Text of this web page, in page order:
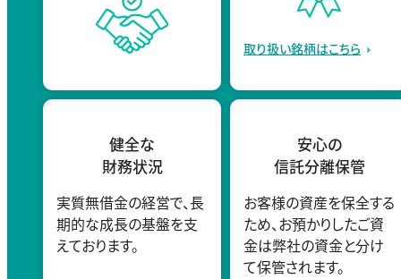
取り扱い銘柄はこちら
健全な
財務状況
実質無借金の経営で、長
期的な成長の基盤を支
えております。
安心の
信託分離保管
お客様の資産を保全する
ため、お預かりしたご資
金は弊社の資金と分け
て保管されます。